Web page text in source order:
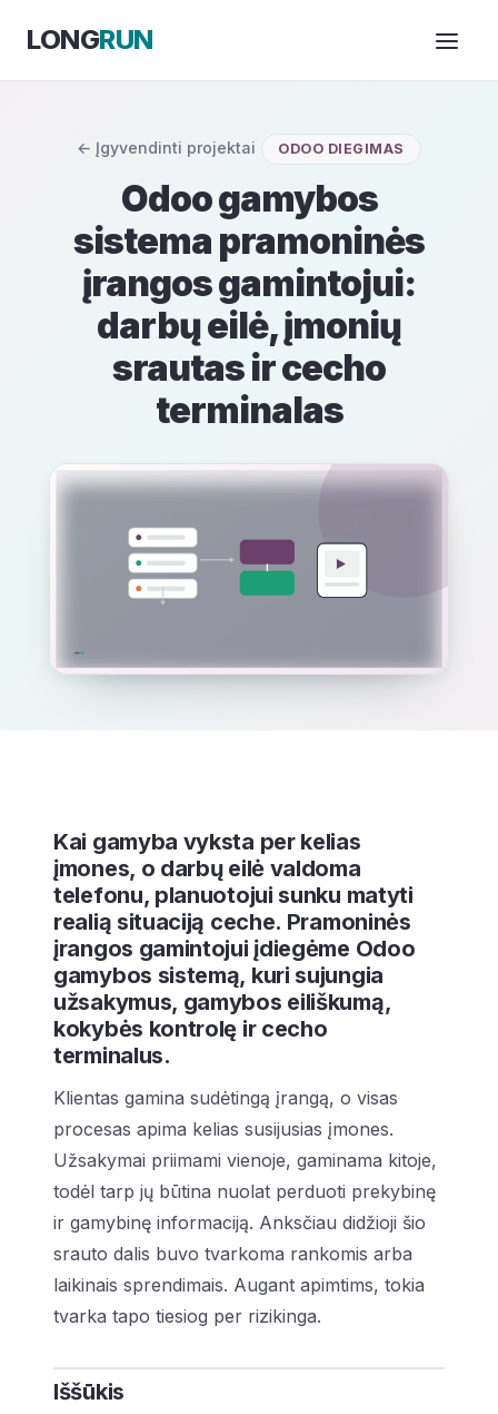
LONGRUN
← Įgyvendinti projektai ODOO DIEGIMAS
Odoo gamybos
sistema pramoninės
įrangos gamintojui:
darbų eilė, įmonių
srautas ir cecho
terminalas
Kai gamyba vyksta per kelias
įmones, o darbų eilė valdoma
telefonu, planuotojui sunku matyti
realią situaciją ceche. Pramoninės
įrangos gamintojui įdiegėme Odoo
gamybos sistemą, kuri sujungia
užsakymus, gamybos eiliškumą,
kokybės kontrolę ir cecho
terminalus.
Klientas gamina sudėtingą įrangą, o visas
procesas apima kelias susijusias įmones.
Užsakymai priimami vienoje, gaminama kitoje,
todėl tarp jų būtina nuolat perduoti prekybinę
ir gamybinę informaciją. Anksčiau didžioji šio
srauto dalis buvo tvarkoma rankomis arba
laikinais sprendimais. Augant apimtims, tokia
tvarka tapo tiesiog per rizikinga.
Iššūkis